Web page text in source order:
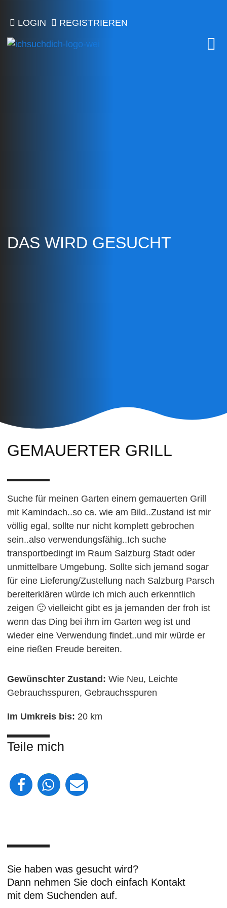
LOGIN REGISTRIEREN
DAS WIRD GESUCHT
GEMAUERTER GRILL
Suche für meinen Garten einem gemauerten Grill
mit Kamindach..so ca. wie am Bild..Zustand ist mir
völlig egal, sollte nur nicht komplett gebrochen
sein..also verwendungsfähig..Ich suche
transportbedingt im Raum Salzburg Stadt oder
unmittelbare Umgebung. Sollte sich jemand sogar
für eine Lieferung/Zustellung nach Salzburg Parsch
bereiterklären würde ich mich auch erkenntlich
zeigen 🙂 vielleicht gibt es ja jemanden der froh ist
wenn das Ding bei ihm im Garten weg ist und
wieder eine Verwendung findet..und mir würde er
eine rießen Freude bereiten.
Gewünschter Zustand: Wie Neu, Leichte
Gebrauchsspuren, Gebrauchsspuren
Im Umkreis bis: 20 km
Teile mich
Sie haben was gesucht wird?
Dann nehmen Sie doch einfach Kontakt
mit dem Suchenden auf.